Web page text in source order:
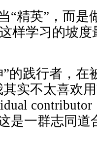
“精英”，而是
样学习的坡
的践行者，在
实不太喜欢
contributor
是一群志同道